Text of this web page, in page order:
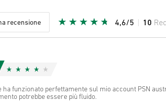
recensione 4,6/5 10
ha funzionato perfettamente sul mio account PSN
potrebbe essere più fluido.